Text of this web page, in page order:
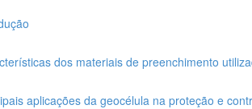
dos materiais de preenchimento
aplicações da geocélula na proteção e